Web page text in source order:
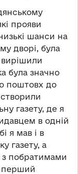
прояви
шанси на
дворі, була
була значно
поштовх до
газету, де я
в одній
я мав і в
газету, а
з побратимами
перший